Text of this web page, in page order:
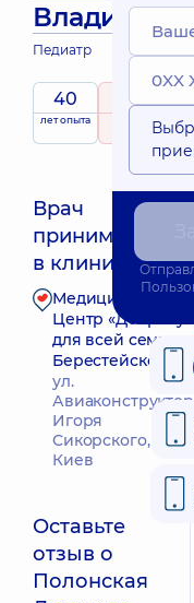
Педиатр
40
лет опыта
5 / 5
рейтингна
160 Отзывы
Врач
принимает
в клинике
Медицинский
Центр «Добробут»
для всей семьи на
Берестейской
ул.
Игоря
Сикорского, 1, г.
Киев
Оставьте
отзыв о
Полонская